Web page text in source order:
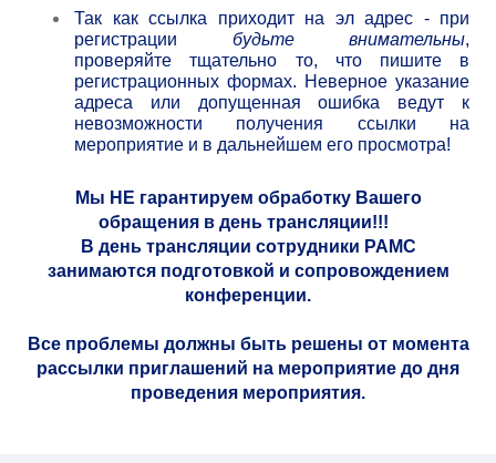
Так как ссылка приходит на эл адрес - при
регистрации будьте внимательны,
проверяйте тщательно то, что пишите в
регистрационных формах. Неверное указание
адреса или допущенная ошибка ведут к
невозможности получения ссылки на
мероприятие и в дальнейшем его просмотра!
Мы НЕ гарантируем обработку Вашего
обращения в день трансляции!!!
В день трансляции сотрудники РАМС
занимаются подготовкой и сопровождением
конференции.
Все проблемы должны быть решены от момента
рассылки приглашений на мероприятие до дня
проведения мероприятия.